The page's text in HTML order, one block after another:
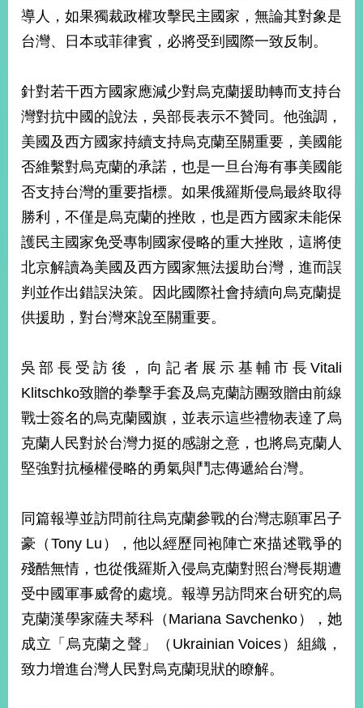
外
交
國
與
地
國
際
傳
播
府
公
開
為
民
服
務
本
部
相
關
網
站
部
粉
導人，如果獨裁政權攻擊民主國家，無論其對象是
台灣、日本或菲律賓，必將受到國際一致反制。
針對若干西方國家應減少對烏克蘭援助轉而支持台
灣對抗中國的說法，吳部長表示不贊同。他強調，
美國及西方國家持續支持烏克蘭至關重要，美國能
否維繫對烏克蘭的承諾，也是一旦台海有事美國能
否支持台灣的重要指標。如果俄羅斯侵烏最終取得
勝利，不僅是烏克蘭的挫敗，也是西方國家未能保
護民主國家免受專制國家侵略的重大挫敗，這將使
北京解讀為美國及西方國家無法援助台灣，進而誤
判並作出錯誤決策。因此國際社會持續向烏克蘭提
供援助，對台灣來說至關重要。
吳部長受訪後，向記者展示基輔市長Vitali
Klitschko致贈的拳擊手套及烏克蘭訪團致贈由前線
戰士簽名的烏克蘭國旗，並表示這些禮物表達了烏
克蘭人民對於台灣力挺的感謝之意，也將烏克蘭人
堅強對抗極權侵略的勇氣與鬥志傳遞給台灣。
同篇報導並訪問前往烏克蘭參戰的台灣志願軍呂子
豪（Tony Lu），他以經歷同袍陣亡來描述戰爭的
殘酷無情，也從俄羅斯入侵烏克蘭對照台灣長期遭
受中國軍事威脅的處境。報導另訪問來台研究的烏
克蘭漢學家薩夫琴科（Mariana Savchenko），她
成立「烏克蘭之聲」（Ukrainian Voices）組織，
致力增進台灣人民對烏克蘭現狀的瞭解。